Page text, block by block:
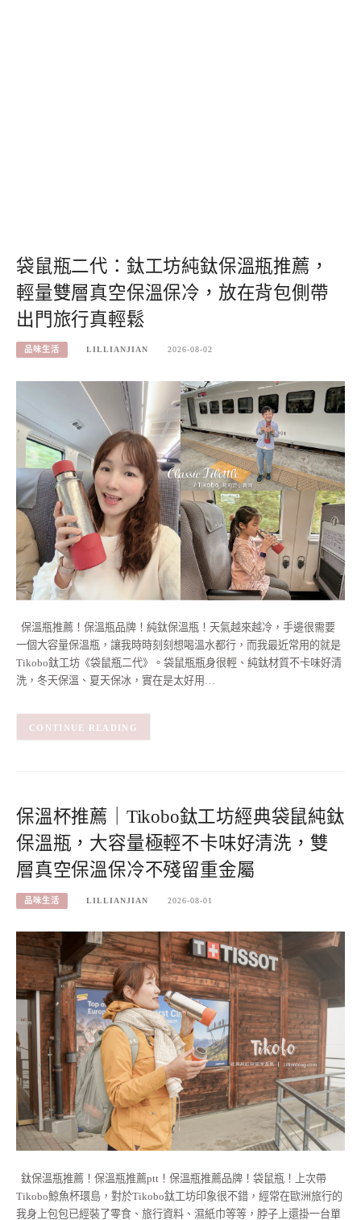
袋鼠瓶二代：鈦工坊純鈦保溫瓶推薦，
輕量雙層真空保溫保冷，放在背包側帶
出門旅行真輕鬆
品味生活 LILLIANJIAN 2026-08-02
保溫瓶推薦！保溫瓶品牌！純鈦保溫瓶！天氣越來越冷，手邊很需要
一個大容量保溫瓶，讓我時時刻刻想喝溫水都行，而我最近常用的就是
Tikobo鈦工坊《袋鼠瓶二代》。袋鼠瓶瓶身很輕、純鈦材質不卡味好清
洗，冬天保溫、夏天保冰，實在是太好用…
CONTINUE READING
保溫杯推薦｜Tikobo鈦工坊經典袋鼠純鈦
保溫瓶，大容量極輕不卡味好清洗，雙
層真空保溫保冷不殘留重金屬
品味生活 LILLIANJIAN 2026-08-01
鈦保溫瓶推薦！保溫瓶推薦ptt！保溫瓶推薦品牌！袋鼠瓶！上次帶
Tikobo鯨魚杯環島，對於Tikobo鈦工坊印象很不錯，經常在歐洲旅行的
我身上包包已經裝了零食、旅行資料、濕紙巾等等，脖子上還掛一台單